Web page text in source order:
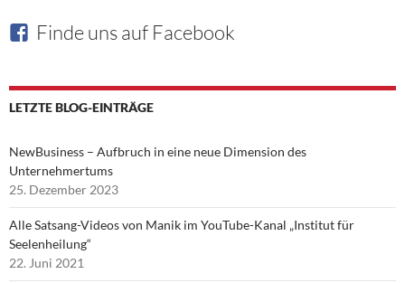
Finde uns auf Facebook
LETZTE BLOG-EINTRÄGE
NewBusiness – Aufbruch in eine neue Dimension des
Unternehmertums
25. Dezember 2023
Alle Satsang-Videos von Manik im YouTube-Kanal „Institut für
Seelenheilung“
22. Juni 2021